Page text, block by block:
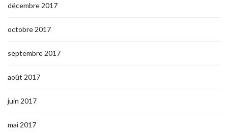
décembre 2017
octobre 2017
septembre 2017
août 2017
juin 2017
mai 2017